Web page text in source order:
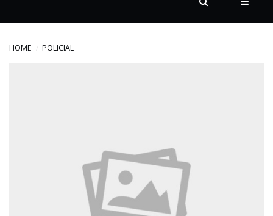
DESTAQUE
HOME POLICIAL